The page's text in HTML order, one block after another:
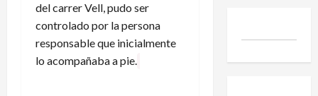
del carrer Vell, pudo ser
controlado por la persona
responsable que inicialmente
lo acompañaba a pie.